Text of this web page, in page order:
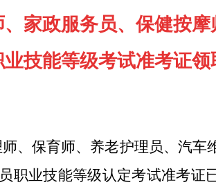
家政服务员、保健按摩
业技能等级考试准考证领
、保育师、养老护理员、汽车
职业技能等级认定考试准考证